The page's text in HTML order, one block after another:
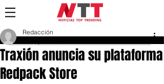
Traxión anuncia su plataforma
Redpack Store
Redacción